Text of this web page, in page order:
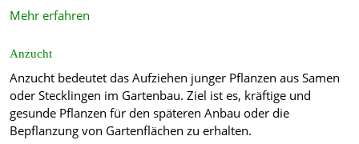
Mehr erfahren
Anzucht
Anzucht bedeutet das Aufziehen junger Pflanzen aus Samen
oder Stecklingen im Gartenbau. Ziel ist es, kräftige und
gesunde Pflanzen für den späteren Anbau oder die
Bepflanzung von Gartenflächen zu erhalten.